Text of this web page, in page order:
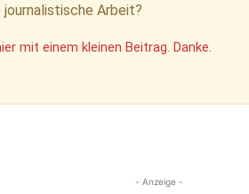
Arbeit?
mit einem kleinen Beitrag. Danke.
- Anzeige -